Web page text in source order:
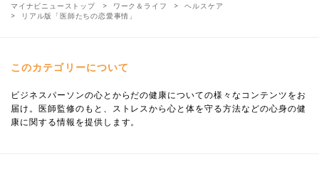
マイナビニューストップ ワーク＆ライフ
ヘルスケア
リアル版「医師たちの恋愛事情」
このカテゴリーについて
ビジネスパーソンの心とからだの健康についての様々なコンテンツをお
届け。医師監修のもと、ストレスから心と体を守る方法などの心身の健
康に関する情報を提供します。